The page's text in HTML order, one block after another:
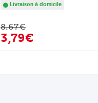
Livraison à domicile
8.67€
3,79€